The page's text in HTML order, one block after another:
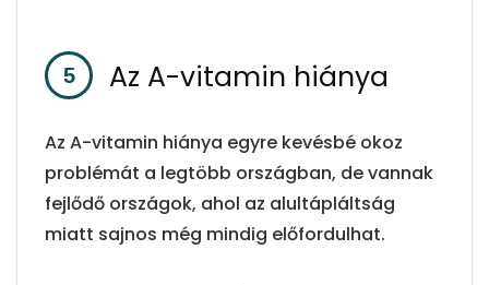
Az A-vitamin hiánya
Az A-vitamin hiánya egyre kevésbé okoz
problémát a legtöbb országban, de vannak
fejlődő országok, ahol az alultápláltság
miatt sajnos még mindig előfordulhat.